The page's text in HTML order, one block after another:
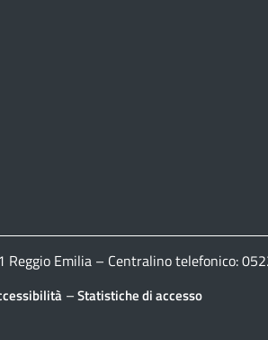
Emilia – Centralino telefonico:
–Statistiche di accesso